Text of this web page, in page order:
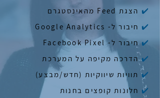
✔️ הצגת Feed מהאינסטגרם
✔️ חיבור ל- Google Analytics
✔️חיבור ל- Facebook Pixel
✔️הדרכה מקיפה על המערכת
✔️תוויות שיווקיות (חדש/מבצע)
✔️ חלונות קופצים בחנות